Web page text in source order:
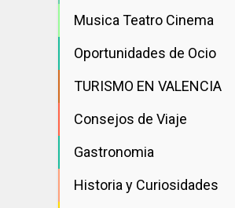
Musica Teatro Cinema
Oportunidades de Ocio
TURISMO EN VALENCIA
Consejos de Viaje
Gastronomia
Historia y Curiosidades